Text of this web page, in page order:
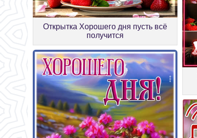
Открытка Хорошего дня пусть всё
получится